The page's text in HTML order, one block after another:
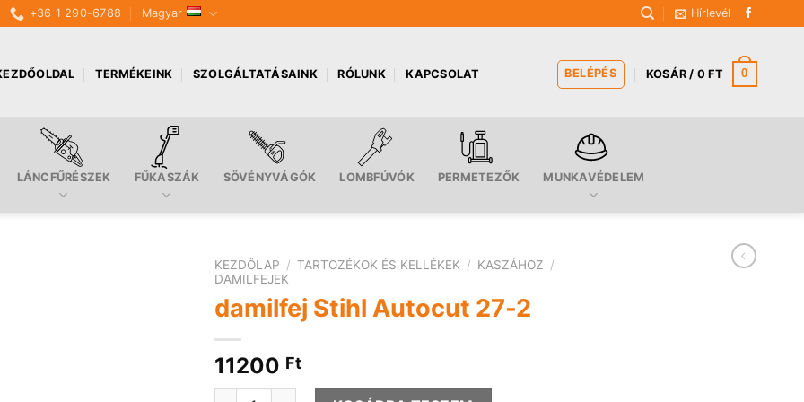
+36 1 290-6788 Magyar Hírlevél
TERMÉKEINK SZOLGÁLTATÁSAINK RÓLUNK KAPCSOLAT BELÉPÉS KOSÁR / 0FT 0
LÁNCFŰRÉSZEK FŰKASZÁK SÖVÉNYVÁGÓK LOMBFÚVÓK PERMETEZŐK MUNKAVÉDELEM
KEZDŐLAP / TARTOZÉKOK ÉS KELLÉKEK / KASZÁHOZ /
DAMILFEJEK
damilfej Stihl Autocut 27-2
11200 Ft
damilfej Stihl Autocut 27-2 mennyiség